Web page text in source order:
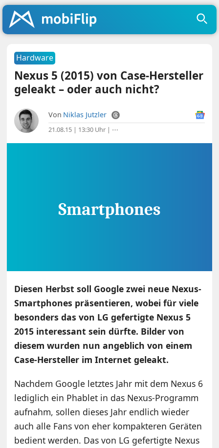
Hardware
Nexus 5 (2015) von Case-Hersteller
geleakt – oder auch nicht?
Von Niklas Jutzler
21.08.15 | 13:30 Uhr | ⋯
Diesen Herbst soll Google zwei neue Nexus-
Smartphones präsentieren, wobei für viele
besonders das von LG gefertigte Nexus 5
2015 interessant sein dürfte. Bilder von
diesem wurden nun angeblich von einem
Case-Hersteller im Internet geleakt.
Nachdem Google letztes Jahr mit dem Nexus 6
lediglich ein Phablet in das Nexus-Programm
aufnahm, sollen dieses Jahr endlich wieder
auch alle Fans von eher kompakteren Geräten
bedient werden. Das von LG gefertigte Nexus